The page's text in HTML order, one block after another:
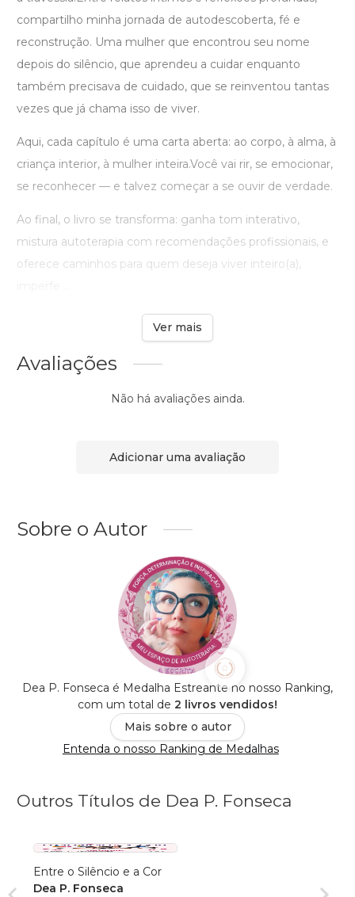
compartilho minha jornada de autodescoberta, fé e
reconstrução. Uma mulher que encontrou seu nome
depois do silêncio, que aprendeu a cuidar enquanto
também precisava de cuidado, que se reinventou tantas
vezes que já chama isso de viver.
Aqui, cada capítulo é uma carta aberta: ao corpo, à alma, à
criança interior, à mulher inteira.Você vai rir, se emocionar,
se reconhecer — e talvez começar a se ouvir de verdade.
Ao final, o livro se transforma: ganha tom interativo,
mistura autoterapia com recomendações profissionais, e
oferece caminhos para quem deseja viver inteiro(a),
Ver mais
Avaliações
Não há avaliações ainda.
Adicionar uma avaliação
Sobre o Autor
Dea P. Fonseca é Medalha Estreante no nosso Ranking,
com um total de 2 livros vendidos!
Mais sobre o autor
Entenda o nosso Ranking de Medalhas
Outros Títulos de Dea P. Fonseca
Entre o Silêncio e a Cor
Dea P. Fonseca